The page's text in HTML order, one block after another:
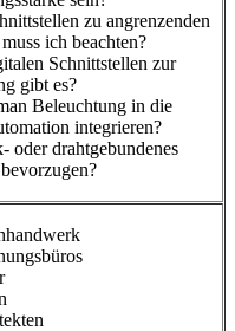
zu angrenzenden
ich beachten?
Schnittstellen zur
gibt es?
Beleuchtung in die
integrieren?
oder drahtgebundenes